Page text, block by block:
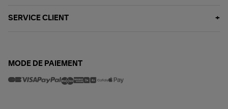
SERVICE CLIENT
MODE DE PAIEMENT